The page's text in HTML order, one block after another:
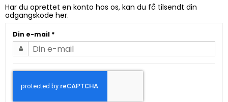
Har du oprettet en konto hos os, kan du få tilsendt din
adgangskode her.
Din e-mail *